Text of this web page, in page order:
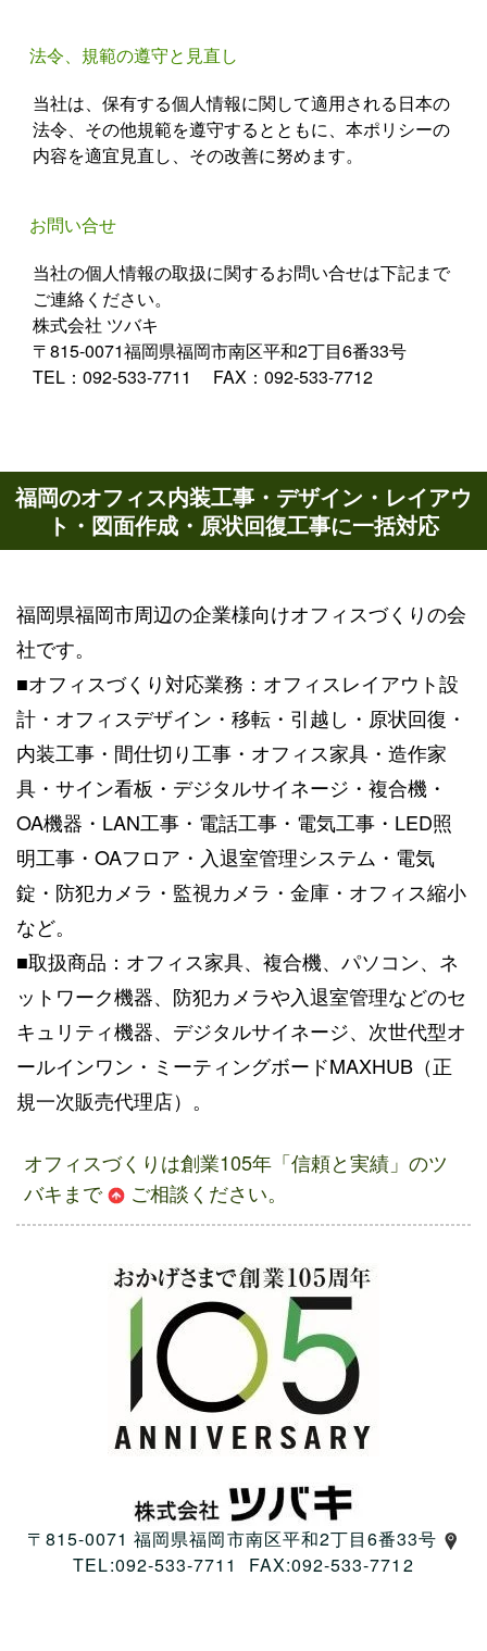
法令、規範の遵守と見直し
当社は、保有する個人情報に関して適用される日本の
法令、その他規範を遵守するとともに、本ポリシーの
内容を適宜見直し、その改善に努めます。
お問い合せ
当社の個人情報の取扱に関するお問い合せは下記まで
ご連絡ください。
株式会社 ツバキ
〒815-0071福岡県福岡市南区平和2丁目6番33号
TEL：092-533-7711 FAX：092-533-7712
福岡のオフィス内装工事・デザイン・レイアウ
ト・図面作成・原状回復工事に一括対応
福岡県福岡市周辺の企業様向けオフィスづくりの会
社です。
■オフィスづくり対応業務：オフィスレイアウト設
計・オフィスデザイン・移転・引越し・原状回復・
内装工事・間仕切り工事・オフィス家具・造作家
具・サイン看板・デジタルサイネージ・複合機・
OA機器・LAN工事・電話工事・電気工事・LED照
明工事・OAフロア・入退室管理システム・電気
錠・防犯カメラ・監視カメラ・金庫・オフィス縮小
など。
■取扱商品：オフィス家具、複合機、パソコン、ネ
ットワーク機器、防犯カメラや入退室管理などのセ
キュリティ機器、デジタルサイネージ、次世代型オ
ールインワン・ミーティングボードMAXHUB（正
規一次販売代理店）。
オフィスづくりは創業105年「信頼と実績」のツ
バキまで
ご相談ください。
〒815-0071 福岡県福岡市南区平和2丁目6番33号
TEL:092-533-7711 FAX:092-533-7712